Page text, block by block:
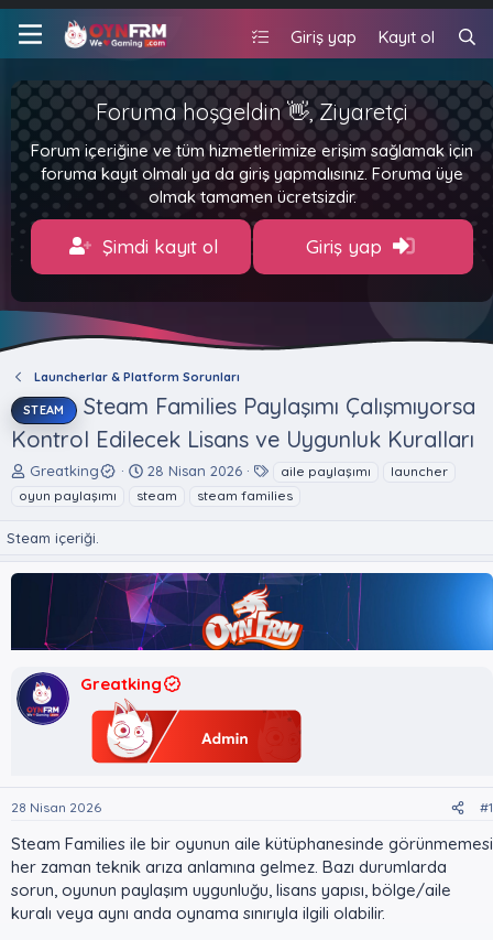
Giriş yap Kayıt ol
Foruma hoşgeldin 👋, Ziyaretçi
Forum içeriğine ve tüm hizmetlerimize erişim sağlamak için
foruma kayıt olmalı ya da giriş yapmalısınız. Foruma üye
olmak tamamen ücretsizdir.
Şimdi kayıt ol Giriş yap
Launcherlar & Platform Sorunları
STEAM
Steam Families Paylaşımı Çalışmıyorsa
Kontrol Edilecek Lisans ve Uygunluk Kuralları
K
y
l
t
a
n
Greatking
B
g
ı
ç
t
r
i
h
i
28 Nisan 2026
t
l
e
r
aile paylaşımı
launcher
oyun paylaşımı
steam steam families
Steam içeriği.
Greatking
28 Nisan 2026 #1
Steam Families ile bir oyunun aile kütüphanesinde görünmemesi
her zaman teknik arıza anlamına gelmez. Bazı durumlarda
sorun, oyunun paylaşım uygunluğu, lisans yapısı, bölge/aile
kuralı veya aynı anda oynama sınırıyla ilgili olabilir.